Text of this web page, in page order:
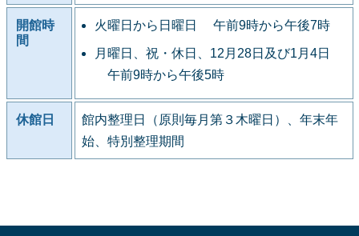
開館時
間
火曜日から日曜日 午前9時から午後7時
月曜日、祝・休日、12月28日及び1月4日
午前9時から午後5時
休館日
館内整理日（原則毎月第３木曜日）、年末年
始、特別整理期間